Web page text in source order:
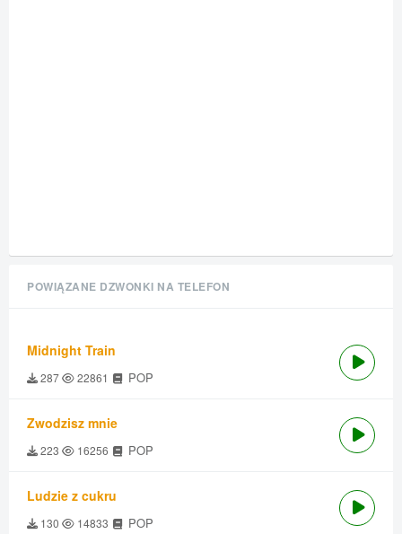
POWIĄZANE DZWONKI NA TELEFON
Midnight Train
287 22861 POP
Zwodzisz mnie
223 16256 POP
Ludzie z cukru
130 14833 POP